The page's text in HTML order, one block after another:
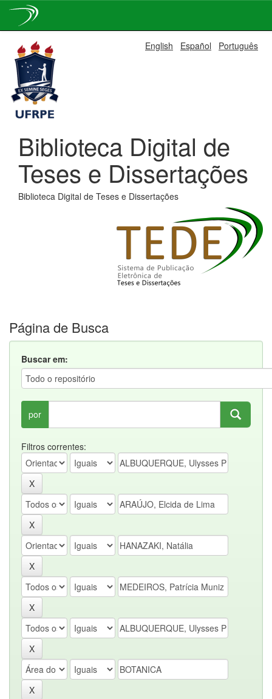
navigation
English Español Português
Biblioteca Digital de
Teses e Dissertações
Biblioteca Digital de Teses e Dissertações
Página de Busca
Buscar em:
por
Filtros correntes: